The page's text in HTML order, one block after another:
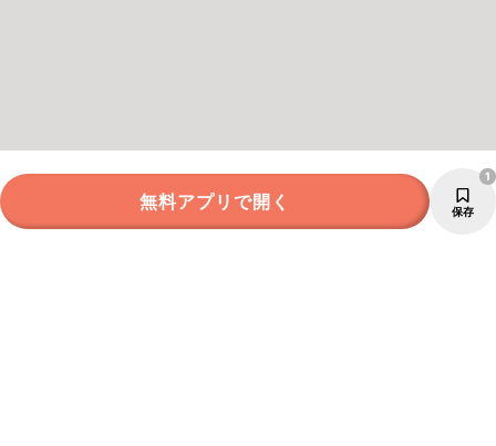
無料アプリで開く 保存
1